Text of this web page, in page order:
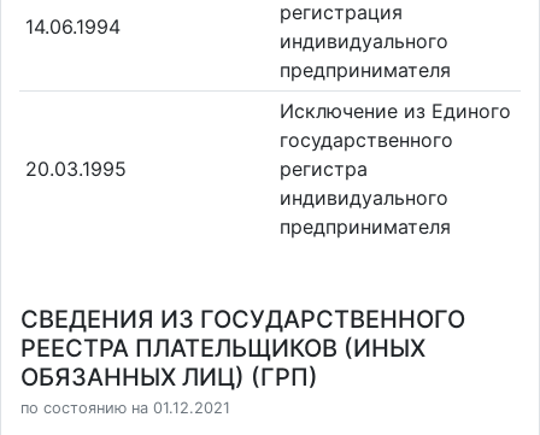
14.06.1994
регистрация
индивидуального
предпринимателя
20.03.1995
Исключение из Единого
государственного
регистра
индивидуального
предпринимателя
СВЕДЕНИЯ ИЗ ГОСУДАРСТВЕННОГО
РЕЕСТРА ПЛАТЕЛЬЩИКОВ (ИНЫХ
ОБЯЗАННЫХ ЛИЦ) (ГРП)
по состоянию на 01.12.2021